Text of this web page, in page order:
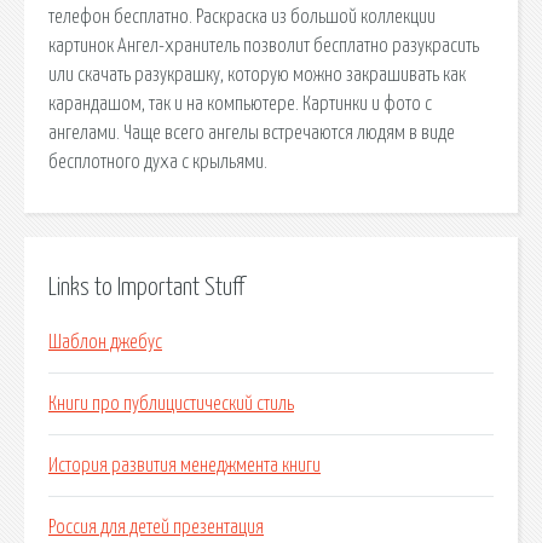
телефон бесплатно. Раскраска из большой коллекции
картинок Ангел-хранитель позволит бесплатно разукрасить
или скачать разукрашку, которую можно закрашивать как
карандашом, так и на компьютере. Картинки и фото с
ангелами. Чаще всего ангелы встречаются людям в виде
бесплотного духа с крыльями.
Links to Important Stuff
Шаблон джебус
Книги про публицистический стиль
История развития менеджмента книги
Россия для детей презентация